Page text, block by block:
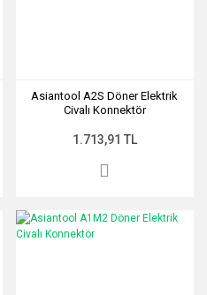
Asiantool A2S Döner Elektrik
Civalı Konnektör
1.713,91 TL